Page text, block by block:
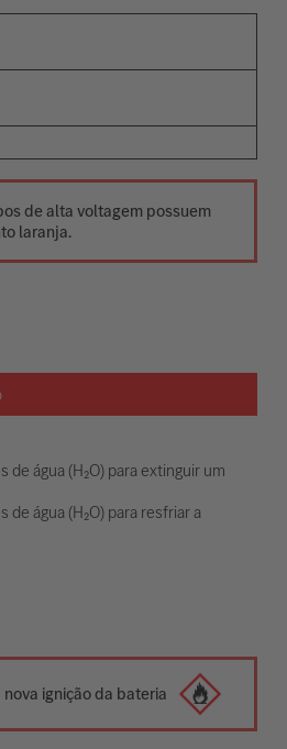
de alta voltagem possuem
laranja.
de água (H₂O) para extinguir um
de água (H₂O) para resfriar a
ignição da bateria